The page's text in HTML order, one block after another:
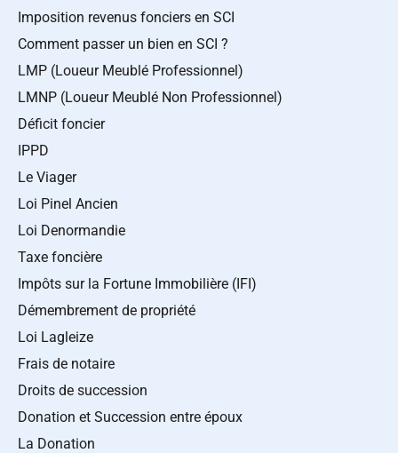
Imposition revenus fonciers en SCI
Comment passer un bien en SCI ?
LMP (Loueur Meublé Professionnel)
LMNP (Loueur Meublé Non Professionnel)
Déficit foncier
IPPD
Le Viager
Loi Pinel Ancien
Loi Denormandie
Taxe foncière
Impôts sur la Fortune Immobilière (IFI)
Démembrement de propriété
Loi Lagleize
Frais de notaire
Droits de succession
Donation et Succession entre époux
La Donation